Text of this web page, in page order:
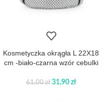
Kosmetyczka okrągła L 22X18
cm -biało-czarna wzór cebulki
61,00zł 31,90 zł